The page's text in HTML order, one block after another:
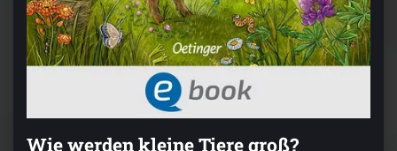
Wie werden kleine Tiere groß?